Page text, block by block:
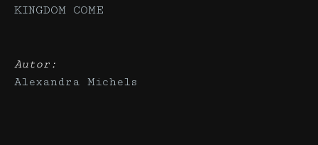
KINGDOM COME
Autor:
Alexandra Michels